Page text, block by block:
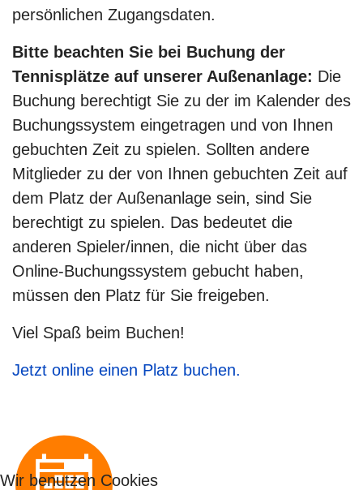
persönlichen Zugangsdaten.
Bitte beachten Sie bei Buchung der
Tennisplätze auf unserer Außenanlage: Die
Buchung berechtigt Sie zu der im Kalender des
Buchungssystem eingetragen und von Ihnen
gebuchten Zeit zu spielen. Sollten andere
Mitglieder zu der von Ihnen gebuchten Zeit auf
dem Platz der Außenanlage sein, sind Sie
berechtigt zu spielen. Das bedeutet die
anderen Spieler/innen, die nicht über das
Online-Buchungssystem gebucht haben,
müssen den Platz für Sie freigeben.
Viel Spaß beim Buchen!
Jetzt online einen Platz buchen.
Wir benutzen Cookies